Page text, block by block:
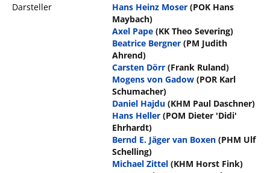
Darsteller
Hans Heinz Moser (POK Hans
Maybach)
Axel Pape (KK Theo Severing)
Beatrice Bergner (PM Judith
Ahrend)
Carsten Dörr (Frank Ruland)
Mogens von Gadow (POR Karl
Schumacher)
Daniel Hajdu (KHM Paul Daschner)
Hans Heller (POM Dieter 'Didi'
Ehrhardt)
Bernd E. Jäger van Boxen (PHM Ulf
Schelling)
Michael Zittel (KHM Horst Fink)